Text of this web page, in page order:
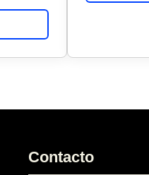
Contacto